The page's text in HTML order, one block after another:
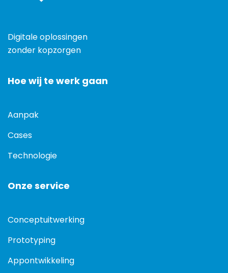
Digitale oplossingen
zonder kopzorgen
Hoe wij te werk gaan
Aanpak
Cases
Technologie
Onze service
Conceptuitwerking
Prototyping
Appontwikkeling